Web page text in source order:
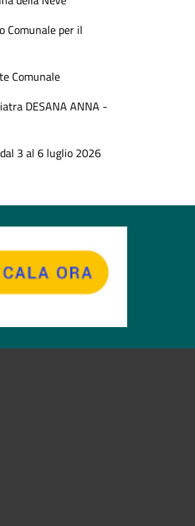
Comunale per il
Comunale
DESANA ANNA -
3 al 6 luglio 2026